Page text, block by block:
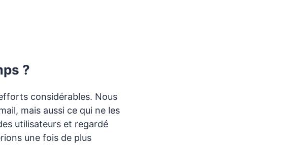
?
considérables. Nous
mais aussi ce qui ne les
utilisateurs et regardé
une fois de plus